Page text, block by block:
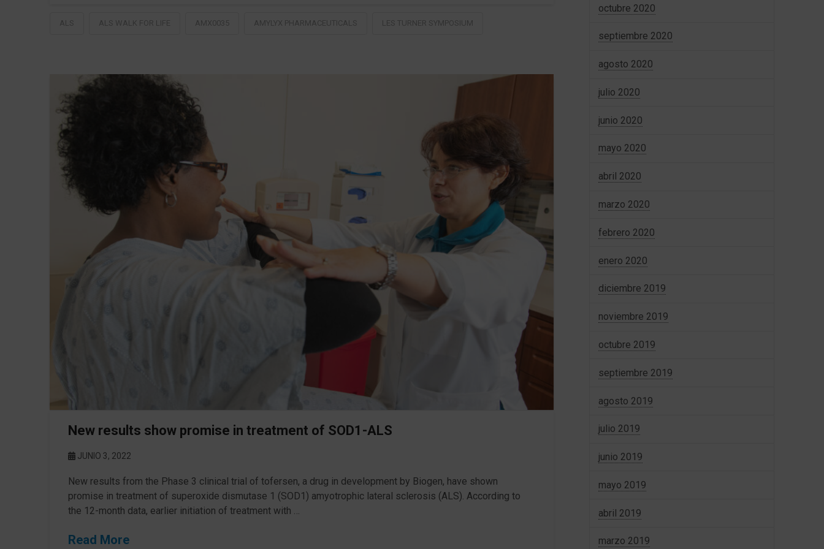
ALS ALS WALK FOR LIFE AMX0035 AMYLYX PHARMACEUTICALS LES TURNER SYMPOSIUM
New results show promise in treatment of SOD1-ALS
JUNIO 3, 2022
New results from the Phase 3 clinical trial of tofersen, a drug in development by Biogen, have shown
promise in treatment of superoxide dismutase 1 (SOD1) amyotrophic lateral sclerosis (ALS). According to
the 12-month data, earlier initiation of treatment with …
Read More
octubre 2020
septiembre 2020
agosto 2020
julio 2020
junio 2020
mayo 2020
abril 2020
marzo 2020
febrero 2020
enero 2020
diciembre 2019
noviembre 2019
octubre 2019
septiembre 2019
agosto 2019
julio 2019
junio 2019
mayo 2019
abril 2019
marzo 2019